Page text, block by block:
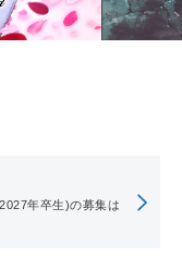
年卒生)の募集は